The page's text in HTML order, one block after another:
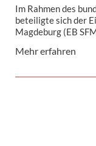
Im Rahmen des
beteiligte sich der
Magdeburg (EB
Mehr erfahren